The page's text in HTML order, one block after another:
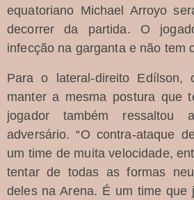
equatoriano Michael Arroyo
decorrer da partida. O
infecção na garganta e não tem
Para o lateral-direito Edílson,
manter a mesma postura que
jogador também ressaltou
adversário. “O contra-ataque
um time de muita velocidade,
tentar de todas as formas
deles na Arena. É um time que